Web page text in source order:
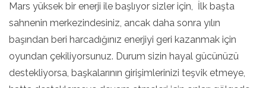
Mars yüksek bir enerji ile başlıyor sizler için, İlk başta
sahnenin merkezindesiniz, ancak daha sonra yılın
başından beri harcadığınız enerjiyi geri kazanmak için
oyundan çekiliyorsunuz. Durum sizin hayal gücünüzü
destekliyorsa, başkalarının girişimlerinizi teşvik etmeye,